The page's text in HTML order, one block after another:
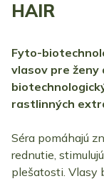
HAIR
Fyto-
vlasov pre ženy
rastlinných
Séra pomáhajú
rednutie,
plešatosti. Vlasy